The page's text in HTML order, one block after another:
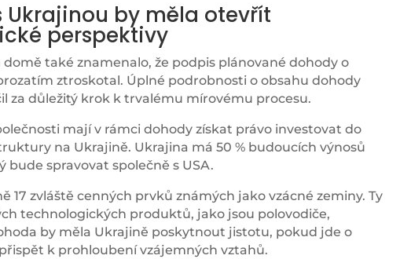
by měla otevřít
perspektivy
také znamenalo, že podpis plánované dohody o
ztroskotal. Úplné podrobnosti o obsahu dohody
za důležitý krok k trvalému mírovému procesu.
mají v rámci dohody získat právo investovat do
na Ukrajině. Ukrajina má 50 % budoucích výnosů
spravovat společně s USA.
17 zvláště cenných prvků známých jako vzácné zeminy. Ty
technologických produktů, jako jsou polovodiče,
by měla Ukrajině poskytnout jistotu, pokud jde o
k prohloubení vzájemných vztahů.